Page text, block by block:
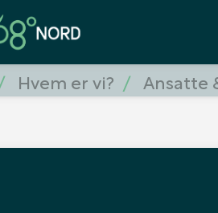
Hvem er vi? Ansatte